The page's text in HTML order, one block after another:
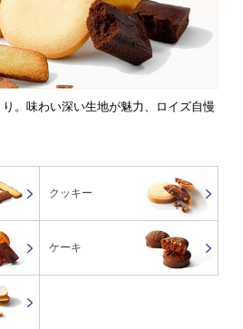
。味わい深い生地が魅力、ロイズ自慢
クッキー
ケーキ